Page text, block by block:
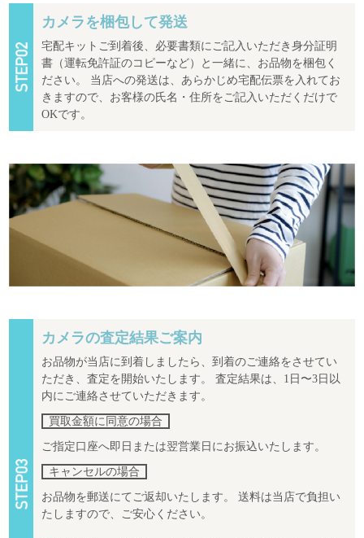
カメラを梱包して発送
宅配キットご到着後、必要書類にご記入いただき身分証明
書（運転免許証のコピーなど）と一緒に、お品物を梱包く
ださい。 当店への発送は、あらかじめ宅配伝票を入れてお
きますので、お客様の氏名・住所をご記入いただくだけで
OKです。
カメラの査定結果ご案内
お品物が当店に到着しましたら、到着のご連絡をさせてい
ただき、査定を開始いたします。 査定結果は、1日〜3日以
内にご連絡させていただきます。
買取金額に同意の場合
ご指定口座へ即日または翌営業日にお振込いたします。
キャンセルの場合
お品物を郵送にてご返却いたします。 送料は当店で負担い
たしますので、ご安心ください。